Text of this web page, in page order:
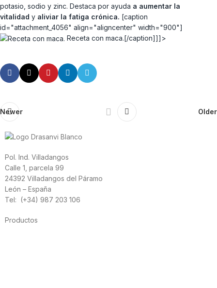
potasio, sodio y zinc. Destaca por ayuda a aumentar la
vitalidad y aliviar la fatiga crónica. [caption
id="attachment_4056" align="aligncenter" width="900"]
Receta con maca.[/caption]]]>
Newer Older
Pol. Ind. Villadangos
Calle 1, parcela 99
24392 Villadangos del Páramo
León – España
Tel: (+34) 987 203 106
Productos